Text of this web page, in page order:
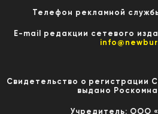
Телефон рекламной
E-mail редакции сетевого
Свидетельство о
выдано
Учредитель: ООО